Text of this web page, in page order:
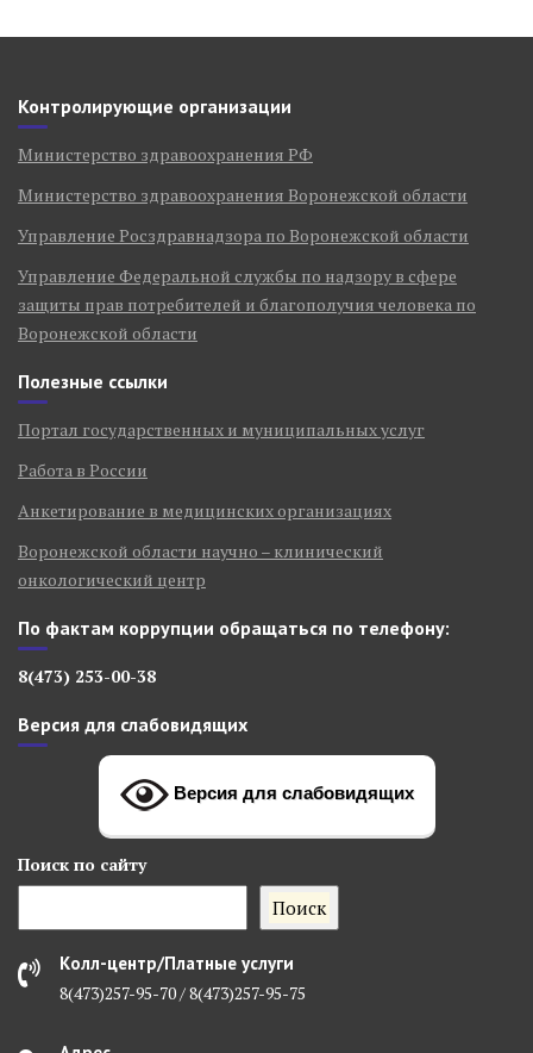
Контролирующие организации
Министерство здравоохранения РФ
Министерство здравоохранения Воронежской области
Управление Росздравнадзора по Воронежской области
Управление Федеральной службы по надзору в сфере
защиты прав потребителей и благополучия человека по
Воронежской области
Полезные ссылки
Портал государственных и муниципальных услуг
Работа в России
Анкетирование в медицинских организациях
Воронежской области научно – клинический
онкологический центр
По фактам коррупции обращаться по телефону:
8(473) 253-00-38
Версия для слабовидящих
Версия для слабовидящих
Поиск по сайту
Поиск
Колл-центр/Платные услуги
8(473)257-95-70 / 8(473)257-95-75